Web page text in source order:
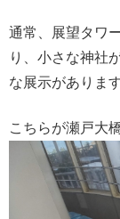
通常、展望タワ
り、小さな神社
な展示があります
こちらが瀬戸大